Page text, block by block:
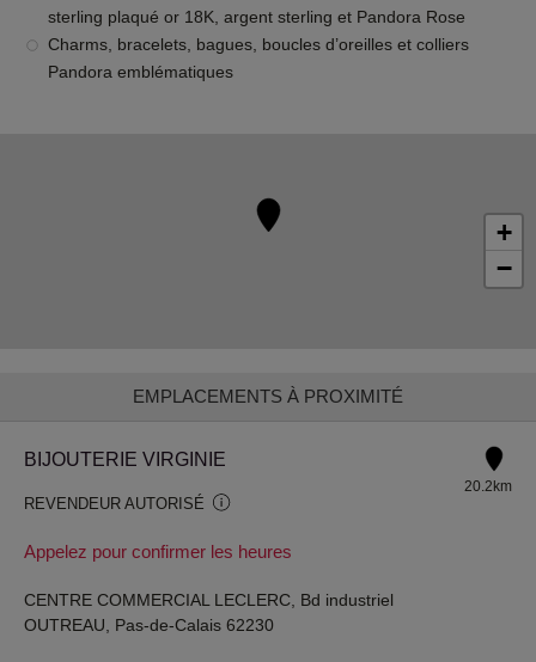
sterling plaqué or 18K, argent sterling et Pandora Rose
Charms, bracelets, bagues, boucles d’oreilles et colliers
Pandora emblématiques
+
−
EMPLACEMENTS À PROXIMITÉ
BIJOUTERIE VIRGINIE
REVENDEUR AUTORISÉ
Appelez pour confirmer les heures
20.2km
CENTRE COMMERCIAL LECLERC, Bd industriel
OUTREAU, Pas-de-Calais 62230